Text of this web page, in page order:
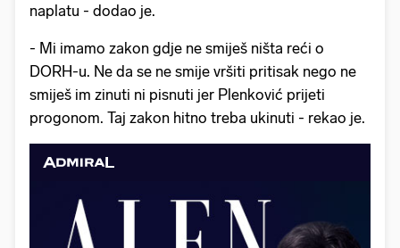
naplatu - dodao je.
- Mi imamo zakon gdje ne smiješ ništa reći o
DORH-u. Ne da se ne smije vršiti pritisak nego ne
smiješ im zinuti ni pisnuti jer Plenković prijeti
progonom. Taj zakon hitno treba ukinuti - rekao je.